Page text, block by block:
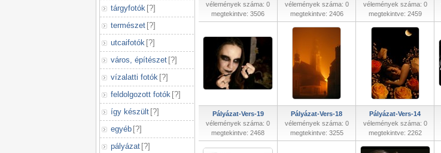
tárgyfotók [?]
természet [?]
utcaifotók [?]
város, építészet [?]
vízalatti fotók [?]
feldolgozott fotók [?]
így készült [?]
egyéb [?]
pályázat [?]
vélemények száma: 0
megtekintve: 3506
vélemények száma: 0
megtekintve: 2406
vélemények száma: 0
megtekintve: 2459
Pályázat-Vers-19
vélemények száma: 0
megtekintve: 2468
Pályázat-Vers-18
vélemények száma: 0
megtekintve: 3255
Pályázat-Vers-14
vélemények száma: 0
megtekintve: 2262